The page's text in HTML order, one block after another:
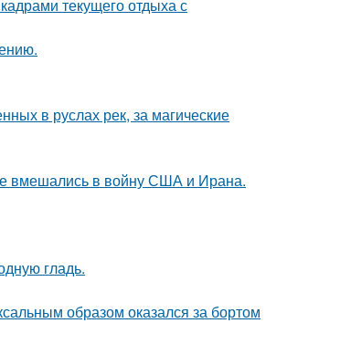
текущего отдыха с
в руслах рек, за магические
вмешались в войну США и Ирана.
гладь.
образом оказался за бортом